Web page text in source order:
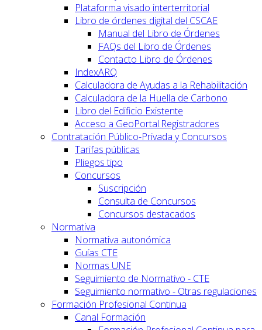
Plataforma visado interterritorial
Libro de órdenes digital del CSCAE
Manual del Libro de Órdenes
FAQs del Libro de Órdenes
Contacto Libro de Órdenes
IndexARQ
Calculadora de Ayudas a la Rehabilitación
Calculadora de la Huella de Carbono
Libro del Edificio Existente
Acceso a GeoPortal.Registradores
Contratación Público-Privada y Concursos
Tarifas públicas
Pliegos tipo
Concursos
Suscripción
Consulta de Concursos
Concursos destacados
Normativa
Normativa autonómica
Guías CTE
Normas UNE
Seguimiento de Normativo - CTE
Seguimiento normativo - Otras regulaciones
Formación Profesional Continua
Canal Formación